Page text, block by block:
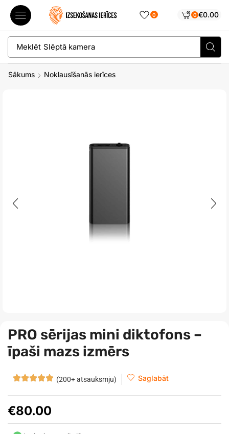
0 0 €0.00
Meklēt Slēptā kamera
Sākums Noklausīšanās ierīces
PRO sērijas mini diktofons –
īpaši mazs izmērs
(200+ atsauksmju) Saglabāt
€80.00